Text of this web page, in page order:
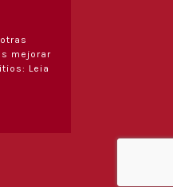
mejorar
Leia